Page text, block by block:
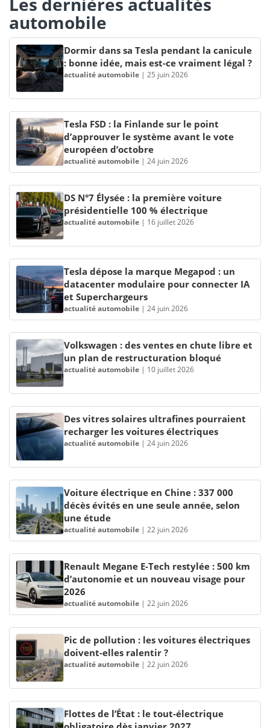
automobile
Dormir dans sa Tesla pendant la canicule
: bonne idée, mais est-ce vraiment légal ?
actualité automobile | 25 juin 2026
Tesla FSD : la Finlande sur le point
d’approuver le système avant le vote
européen d’octobre
actualité automobile | 24 juin 2026
DS N°7 Élysée : la première voiture
présidentielle 100 % électrique
actualité automobile | 16 juillet 2026
Tesla dépose la marque Megapod : un
datacenter modulaire pour connecter IA
et Superchargeurs
actualité automobile | 24 juin 2026
Volkswagen : des ventes en chute libre et
un plan de restructuration bloqué
actualité automobile | 10 juillet 2026
Des vitres solaires ultrafines pourraient
recharger les voitures électriques
actualité automobile | 24 juin 2026
Voiture électrique en Chine : 337 000
décès évités en une seule année, selon
une étude
actualité automobile | 22 juin 2026
Renault Megane E-Tech restylée : 500 km
d’autonomie et un nouveau visage pour
2026
actualité automobile | 22 juin 2026
Pic de pollution : les voitures électriques
doivent-elles ralentir ?
actualité automobile | 22 juin 2026
Flottes de l’État : le tout-électrique